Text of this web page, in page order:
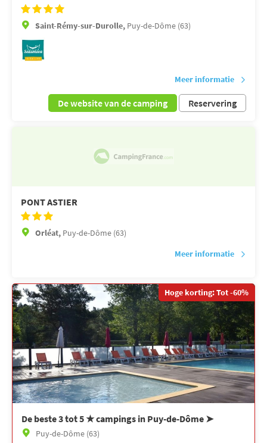
Saint-Rémy-sur-Durolle, Puy-de-Dôme (63)
Meer informatie
De website van de camping Reservering
PONT ASTIER
Orléat, Puy-de-Dôme (63)
Meer informatie
Hoge korting: Tot -60%
De beste 3 tot 5 ★ campings in Puy-de-Dôme ➤
Puy-de-Dôme (63)